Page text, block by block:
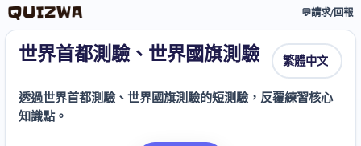
💬請求/回報
世界首都測驗、世界國旗測驗
透過世界首都測驗、世界國旗測驗的短測驗，反覆練習核心
知識點。